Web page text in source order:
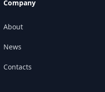
Company
About
News
Contacts